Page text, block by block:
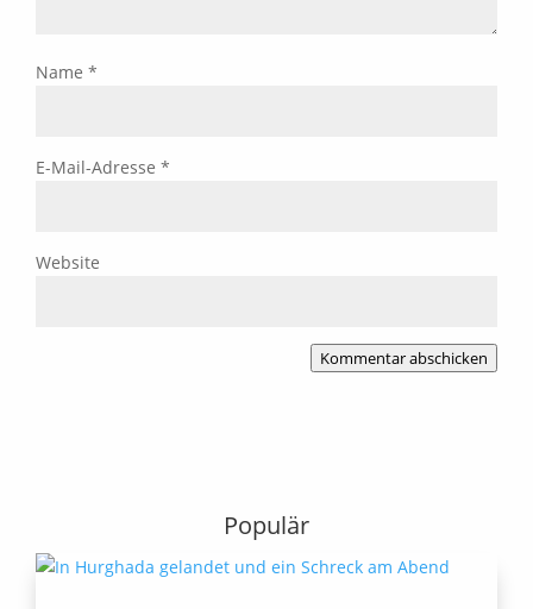
Name *
E-Mail-Adresse *
Website
Kommentar abschicken
Populär